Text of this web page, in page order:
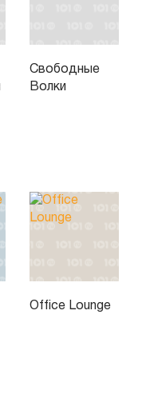
Свободные
Волки
Office Lounge